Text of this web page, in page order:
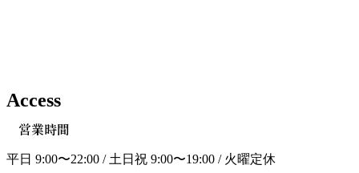
Access
営業時間
平日 9:00〜22:00 / 土日祝 9:00〜19:00 / 火曜定休